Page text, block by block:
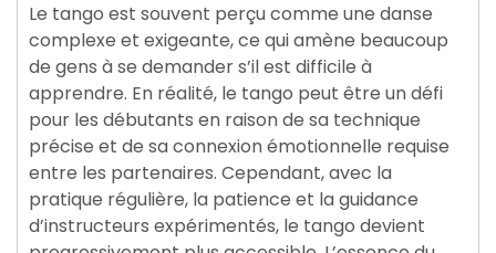
Le tango est souvent perçu comme une danse
complexe et exigeante, ce qui amène beaucoup
de gens à se demander s’il est difficile à
apprendre. En réalité, le tango peut être un défi
pour les débutants en raison de sa technique
précise et de sa connexion émotionnelle requise
entre les partenaires. Cependant, avec la
pratique régulière, la patience et la guidance
d’instructeurs expérimentés, le tango devient